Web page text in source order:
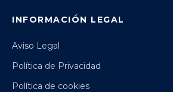
INFORMACIÓN LEGAL
Aviso Legal
Política de Privacidad
Política de cookies